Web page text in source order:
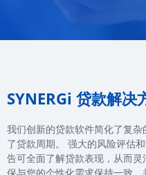
SYNERGi 贷款解决
我们创新的贷款软件简化了复
了贷款周期。 强大的风险评估
告可全面了解贷款表现，从而